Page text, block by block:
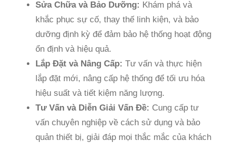
Sửa Chữa và Bảo Dưỡng: Khám phá và
khắc phục sự cố, thay thế linh kiện, và bảo
dưỡng định kỳ để đảm bảo hệ thống hoạt động
ổn định và hiệu quả.
Lắp Đặt và Nâng Cấp: Tư vấn và thực hiện
lắp đặt mới, nâng cấp hệ thống để tối ưu hóa
hiệu suất và tiết kiệm năng lượng.
Tư Vấn và Diễn Giải Vấn Đề: Cung cấp tư
vấn chuyên nghiệp về cách sử dụng và bảo
quản thiết bị, giải đáp mọi thắc mắc của khách